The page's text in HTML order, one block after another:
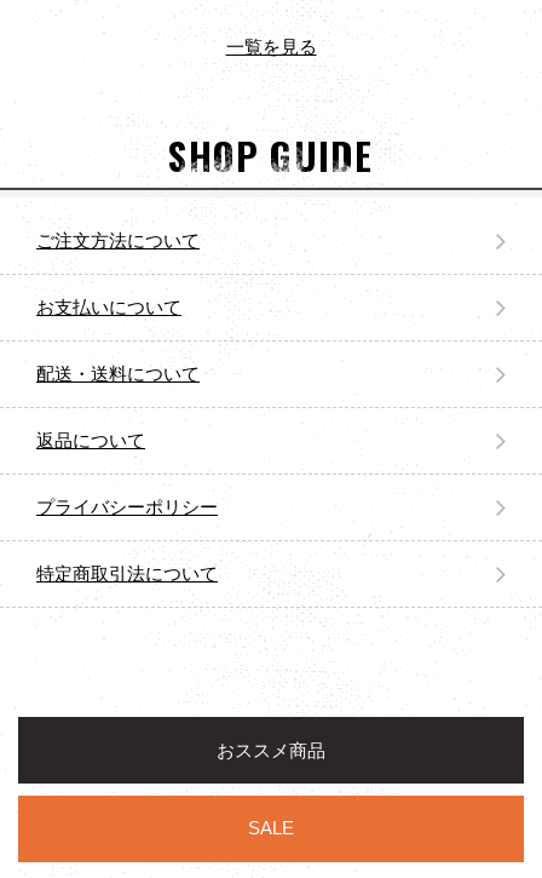
一覧を見る
SHOP GUIDE
ご注文方法について
お支払いについて
配送・送料について
返品について
プライバシーポリシー
特定商取引法について
おススメ商品
SALE